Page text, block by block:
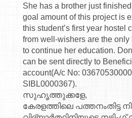
She has a brother just
goal amount of this project is
this student’s first year hostel
from well-wishers are the only
to continue her education.
can be sent directly to
account(A/c No:
SIBL0000367).
സുഹൃത്തുക്കളേ,
കേരളത്തിലെ പത്തനംതിട്ട